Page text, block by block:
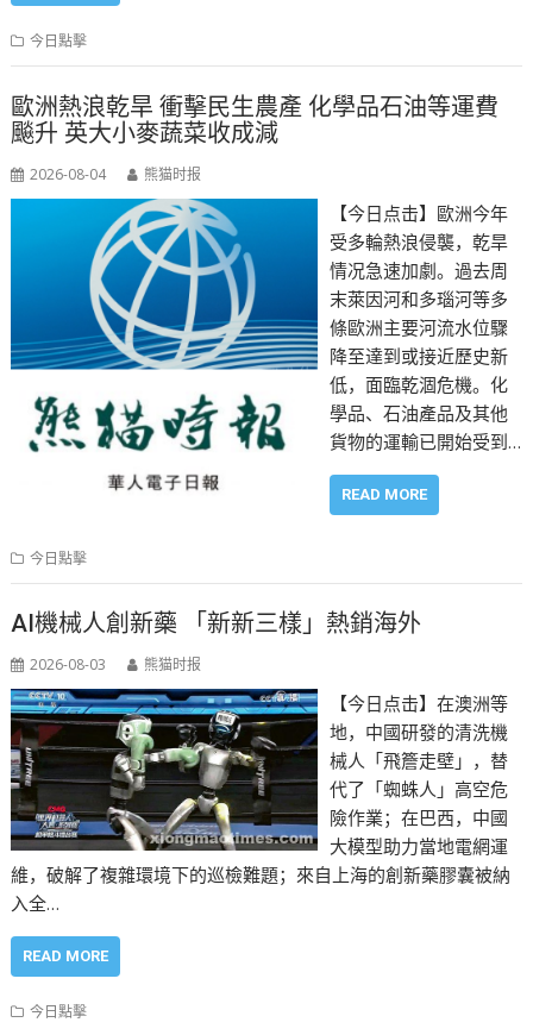
今日點擊
歐洲熱浪乾旱 衝擊民生農產 化學品石油等運費
飈升 英大小麥蔬菜收成減
2026-08-04 熊猫时报
【今日点击】歐洲今年
受多輪熱浪侵襲，乾旱
情况急速加劇。過去周
末萊因河和多瑙河等多
條歐洲主要河流水位驟
降至達到或接近歷史新
低，面臨乾涸危機。化
學品、石油產品及其他
貨物的運輸已開始受到…
READ MORE
今日點擊
AI機械人創新藥 「新新三樣」熱銷海外
2026-08-03 熊猫时报
【今日点击】在澳洲等
地，中國研發的清洗機
械人「飛簷走壁」，替
代了「蜘蛛人」高空危
險作業；在巴西，中國
大模型助力當地電網運
維，破解了複雜環境下的巡檢難題；來自上海的創新藥膠囊被納
入全…
READ MORE
今日點擊